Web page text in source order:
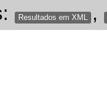
Resultados em XML ,